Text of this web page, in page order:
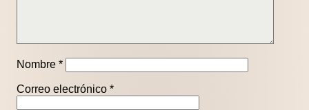
Nombre *
Correo electrónico *